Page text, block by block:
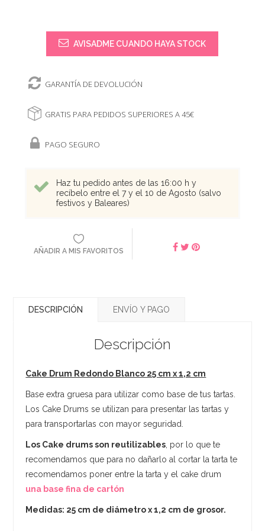
AVISADME CUANDO HAYA STOCK
GARANTÍA DE DEVOLUCIÓN
GRATIS PARA PEDIDOS SUPERIORES A 45€
PAGO SEGURO
Haz tu pedido antes de las 16:00 h y
recíbelo entre el 7 y el 10 de Agosto (salvo
festivos y Baleares)
AÑADIR A MIS FAVORITOS
DESCRIPCIÓN ENVÍO Y PAGO
Descripción
Cake Drum Redondo Blanco 25 cm x 1,2 cm
Base extra gruesa para utilizar como base de tus tartas.
Los Cake Drums se utilizan para presentar las tartas y
para transportarlas con mayor seguridad.
Los Cake drums son reutilizables , por lo que te
recomendamos que para no dañarlo al cortar la tarta te
recomendamos poner entre la tarta y el cake drum
una base fina de cartón
Medidas: 25 cm de diámetro x 1,2 cm de grosor.